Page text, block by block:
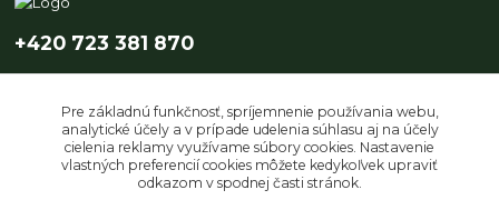
+420 723 381 870
Pre základnú funkčnosť, spríjemnenie používania webu,
analytické účely a v prípade udelenia súhlasu aj na účely
cielenia reklamy využívame súbory cookies. Nastavenie
vlastných preferencií cookies môžete kedykoľvek upraviť
odkazom v spodnej časti stránok.